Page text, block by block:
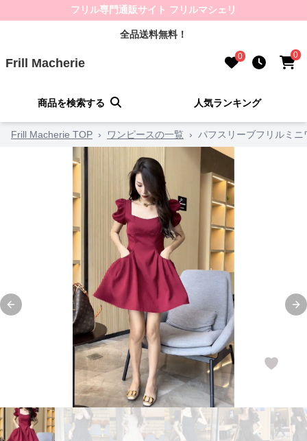
フリル専門通販サイト フリルマシェリ
全品送料無料！
Frill Macherie 0 0
商品を検索する 人気ランキング
Frill Macherie TOP › ワンピースの一覧 › パフスリーブフリルミニ
Previous slide